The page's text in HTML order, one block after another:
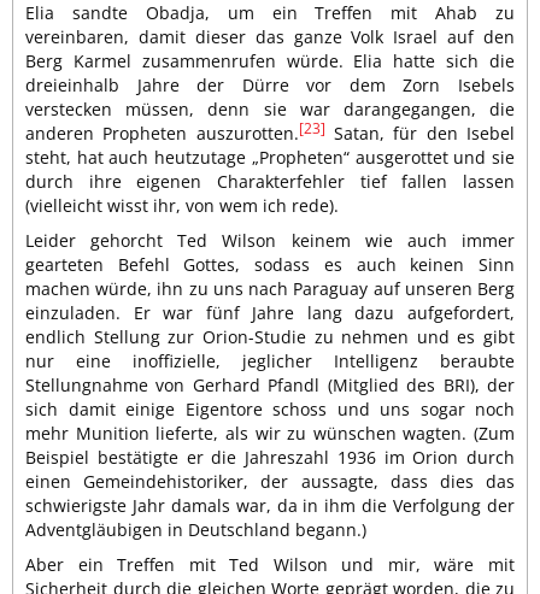
Elia sandte Obadja, um ein Treffen mit Ahab zu
vereinbaren, damit dieser das ganze Volk Israel auf den
Berg Karmel zusammenrufen würde. Elia hatte sich die
dreieinhalb Jahre der Dürre vor dem Zorn Isebels
verstecken müssen, denn sie war darangegangen, die
anderen Propheten auszurotten.[23] Satan, für den Isebel
steht, hat auch heutzutage „Propheten“ ausgerottet und sie
durch ihre eigenen Charakterfehler tief fallen lassen
(vielleicht wisst ihr, von wem ich rede).
Leider gehorcht Ted Wilson keinem wie auch immer
gearteten Befehl Gottes, sodass es auch keinen Sinn
machen würde, ihn zu uns nach Paraguay auf unseren Berg
einzuladen. Er war fünf Jahre lang dazu aufgefordert,
endlich Stellung zur Orion-Studie zu nehmen und es gibt
nur eine inoffizielle, jeglicher Intelligenz beraubte
Stellungnahme von Gerhard Pfandl (Mitglied des BRI), der
sich damit einige Eigentore schoss und uns sogar noch
mehr Munition lieferte, als wir zu wünschen wagten. (Zum
Beispiel bestätigte er die Jahreszahl 1936 im Orion durch
einen Gemeindehistoriker, der aussagte, dass dies das
schwierigste Jahr damals war, da in ihm die Verfolgung der
Adventgläubigen in Deutschland begann.)
Aber ein Treffen mit Ted Wilson und mir, wäre mit
Sicherheit durch die gleichen Worte geprägt worden, die zu